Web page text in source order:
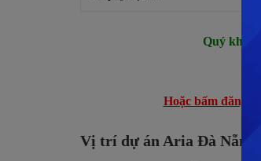
Quý
Hoặc bấm đăng
Vị trí dự án Aria Đà Nẵng